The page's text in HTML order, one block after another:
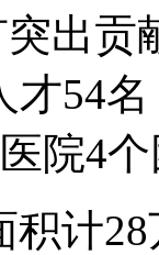
出贡
才54
院4
积计